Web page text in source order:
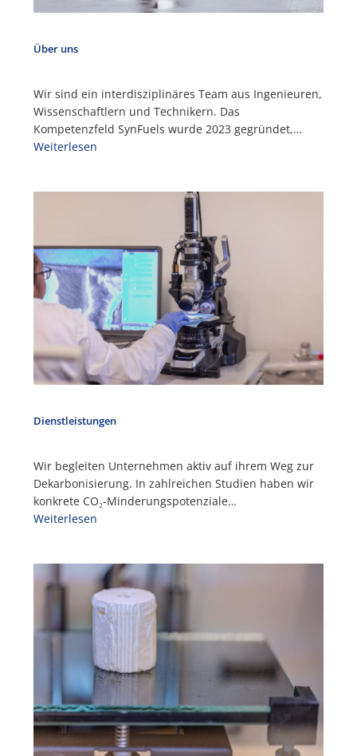
Über uns
Wir sind ein interdisziplinäres Team aus Ingenieuren,
Wissenschaftlern und Technikern. Das
Kompetenzfeld SynFuels wurde 2023 gegründet,…
Weiterlesen
Dienstleistungen
Wir begleiten Unternehmen aktiv auf ihrem Weg zur
Dekarbonisierung. In zahlreichen Studien haben wir
konkrete CO₂-Minderungspotenziale…
Weiterlesen